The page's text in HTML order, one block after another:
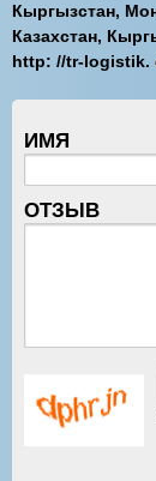
Кыргызстан,
Казахстан,
http: //tr-logistik.
ИМЯ
ОТЗЫВ